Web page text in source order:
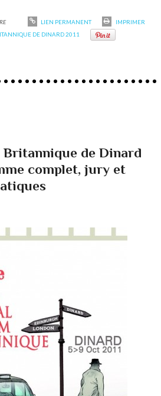
LIEN PERMANENT
IMPRIMER
DE DINARD 2011
de Dinard
complet, jury et